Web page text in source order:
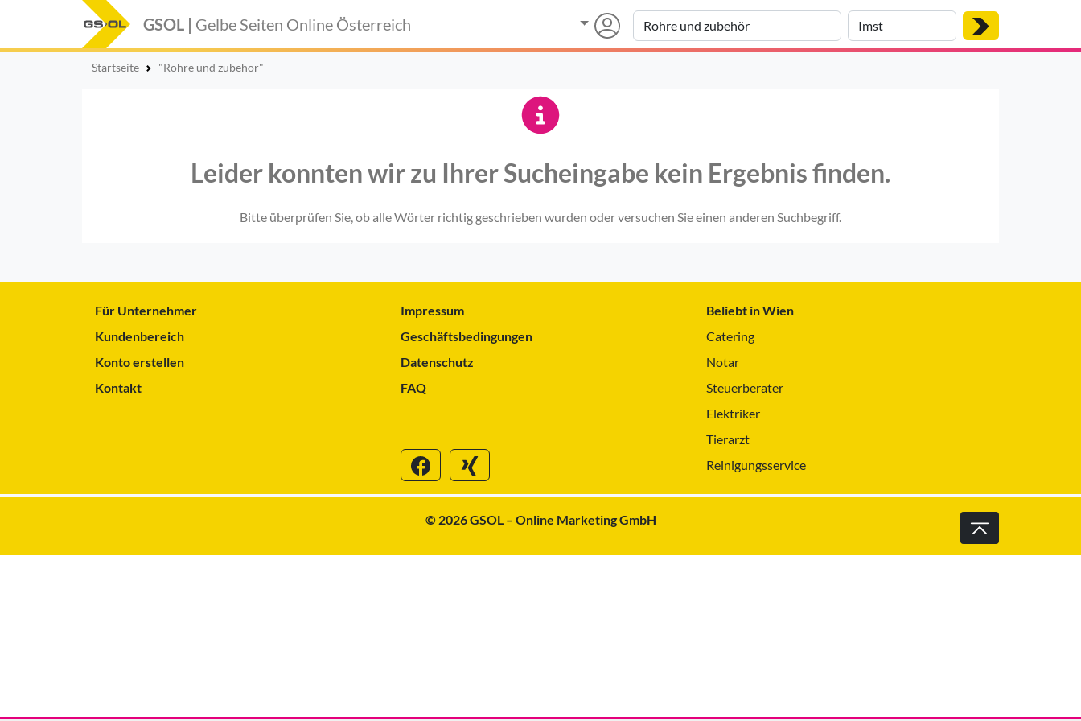
GSOL | Gelbe Seiten Online Österreich
Startseite "Rohre und zubehör"
Leider konnten wir zu Ihrer Sucheingabe kein Ergebnis finden.
Bitte überprüfen Sie, ob alle Wörter richtig geschrieben wurden oder versuchen Sie einen anderen Suchbegriff.
Für Unternehmer
Kundenbereich
Konto erstellen
Kontakt
Impressum
Geschäftsbedingungen
Datenschutz
FAQ
Beliebt in Wien
Catering
Notar
Steuerberater
Elektriker
Tierarzt
Reinigungsservice
© 2026 GSOL – Online Marketing GmbH